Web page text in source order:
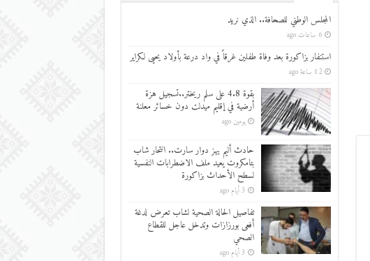
المجلس الوطني للصحافة.. الذي نريد
6 ساعات ago
استنفار بزاكورة بعد وفاة طفلين غرقاً في واد درعة بأولاد يحيى لكراير
12 ساعة ago
بقوة 4.8 على سلم ريختر..تسجيل هزة
أرضية في إقليم ميدلت دون خسائر معلنة
يومين ago
حادث أليم يهز دوار سارت.. انتحار شاب
بتامكروت يعيد ملف الاضطرابات النفسية
لسطح الأحداث بزاكورة
3 أيام ago
تفاصيل الحالة الصحية لشاب تعرض لدغة
أفعى بورزازات وتدخل عاجل للقطاع
الصحي
3 أيام ago